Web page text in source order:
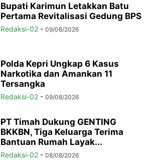
Bupati Karimun Letakkan Batu
Pertama Revitalisasi Gedung BPS
Redaksi-02 - 09/08/2026
Polda Kepri Ungkap 6 Kasus
Narkotika dan Amankan 11
Tersangka
Redaksi-02 - 09/08/2026
PT Timah Dukung GENTING
BKKBN, Tiga Keluarga Terima
Bantuan Rumah Layak...
Redaksi-02 - 08/08/2026